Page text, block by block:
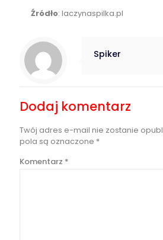
Źródło: laczynaspilka.pl
Spiker
Dodaj komentarz
Twój adres e-mail nie zostanie
pola są oznaczone *
Komentarz *